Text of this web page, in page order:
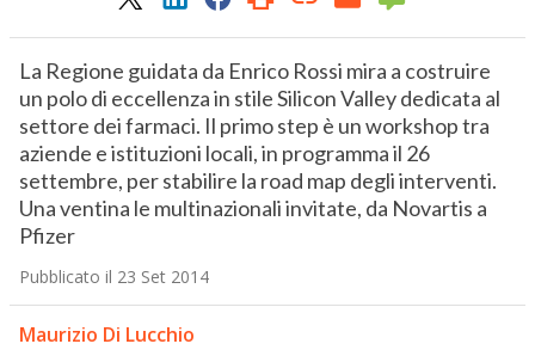
La Regione guidata da Enrico Rossi mira a costruire
un polo di eccellenza in stile Silicon Valley dedicata al
settore dei farmaci. Il primo step è un workshop tra
aziende e istituzioni locali, in programma il 26
settembre, per stabilire la road map degli interventi.
Una ventina le multinazionali invitate, da Novartis a
Pfizer
Pubblicato il 23 Set 2014
Maurizio Di Lucchio